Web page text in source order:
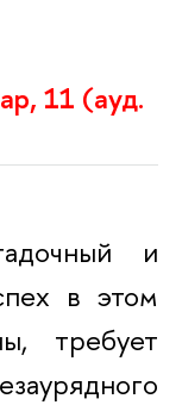
11 (ауд.
и
в этом
требует